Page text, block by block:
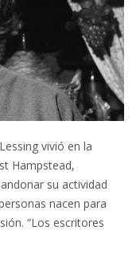
vivió en la
Hampstead,
su actividad
nacen para
“Los escritores